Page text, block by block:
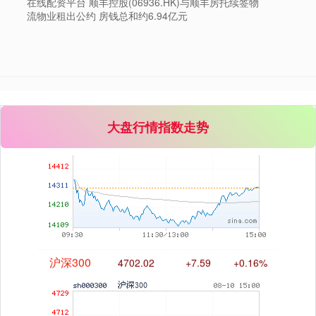
流物业租出公约 房钱总和约6.94亿元
大盘行情指数走势
沪深300